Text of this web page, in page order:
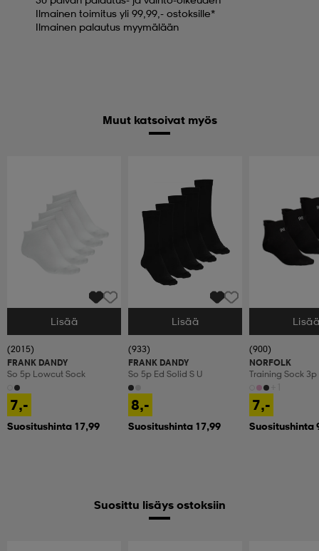
Ilmainen toimitus yli 99,99,- ostoksille*
Ilmainen palautus myymälään
Muut katsoivat myös
Valitse Koko
Lisää
(2015)
FRANK DANDY
So 5p Lowcut Sock
7,-
Suositushinta 17,99
Valitse Koko
Lisää
(933)
FRANK DANDY
So 5p Ed Solid S U
8,-
Suositushinta 17,99
Valitse Koko
(900)
NORFOLK
Training Sock 3p
7,-
Suositushinta
Suosittu lisäys ostoksiin